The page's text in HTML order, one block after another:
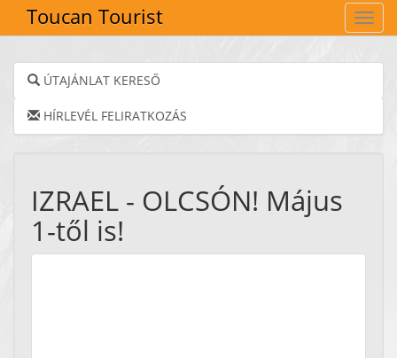
Toucan Tourist
ÚTAJÁNLAT KERESŐ
HÍRLEVÉL FELIRATKOZÁS
IZRAEL - OLCSÓN! Május
1-től is!